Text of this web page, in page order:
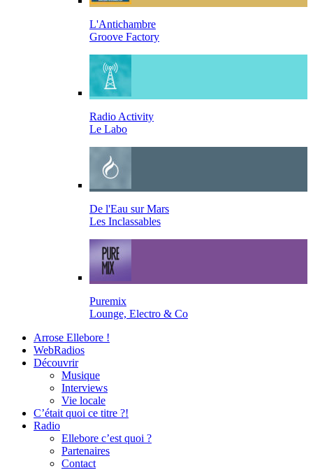
L'Antichambre
Groove Factory
Radio Activity
Le Labo
De l'Eau sur Mars
Les Inclassables
Puremix
Lounge, Electro & Co
Arrose Ellebore !
WebRadios
Découvrir
Musique
Interviews
Vie locale
C’était quoi ce titre ?!
Radio
Ellebore c’est quoi ?
Partenaires
Contact